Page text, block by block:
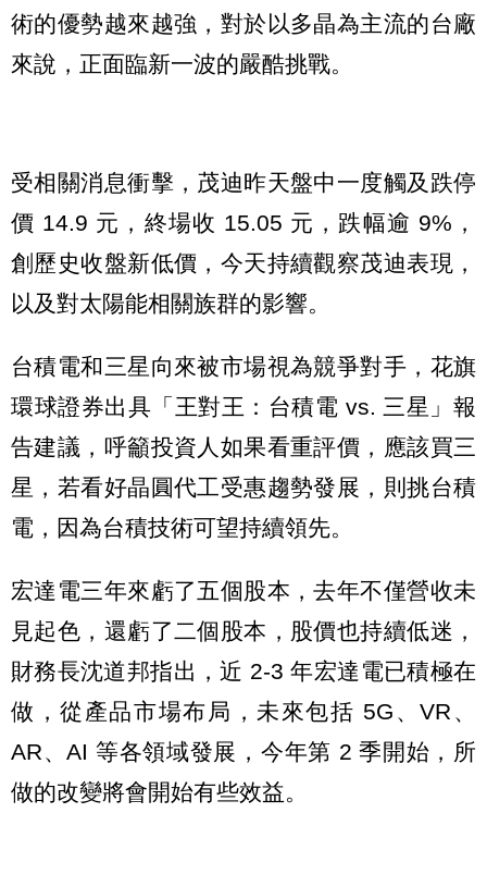
術的優勢越來越強，對於以多晶為主流的台廠
來說，正面臨新一波的嚴酷挑戰。
受相關消息衝擊，茂迪昨天盤中一度觸及跌停
價 14.9 元，終場收 15.05 元，跌幅逾 9%，
創歷史收盤新低價，今天持續觀察茂迪表現，
以及對太陽能相關族群的影響。
台積電和三星向來被市場視為競爭對手，花旗
環球證券出具「王對王：台積電 vs. 三星」報
告建議，呼籲投資人如果看重評價，應該買三
星，若看好晶圓代工受惠趨勢發展，則挑台積
電，因為台積技術可望持續領先。
宏達電三年來虧了五個股本，去年不僅營收未
見起色，還虧了二個股本，股價也持續低迷，
財務長沈道邦指出，近 2-3 年宏達電已積極在
做，從產品市場布局，未來包括 5G、VR、
AR、AI 等各領域發展，今年第 2 季開始，所
做的改變將會開始有些效益。